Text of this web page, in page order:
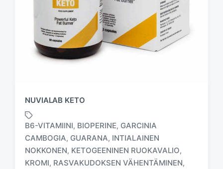
NUVIALAB KETO
T
B6-VITAMIINI, BIOPERINE, GARCINIA
CAMBOGIA, GUARANA, INTIALAINEN
NOKKONEN, KETOGEENINEN RUOKAVALIO,
KROMI, RASVAKUDOKSEN VÄHENTÄMINEN,